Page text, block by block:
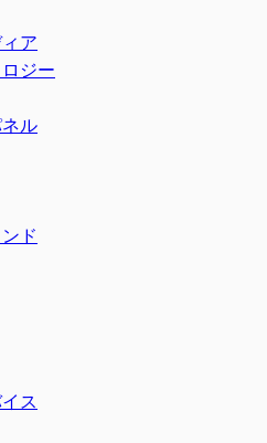
ア
ジー
ル
ド
ス